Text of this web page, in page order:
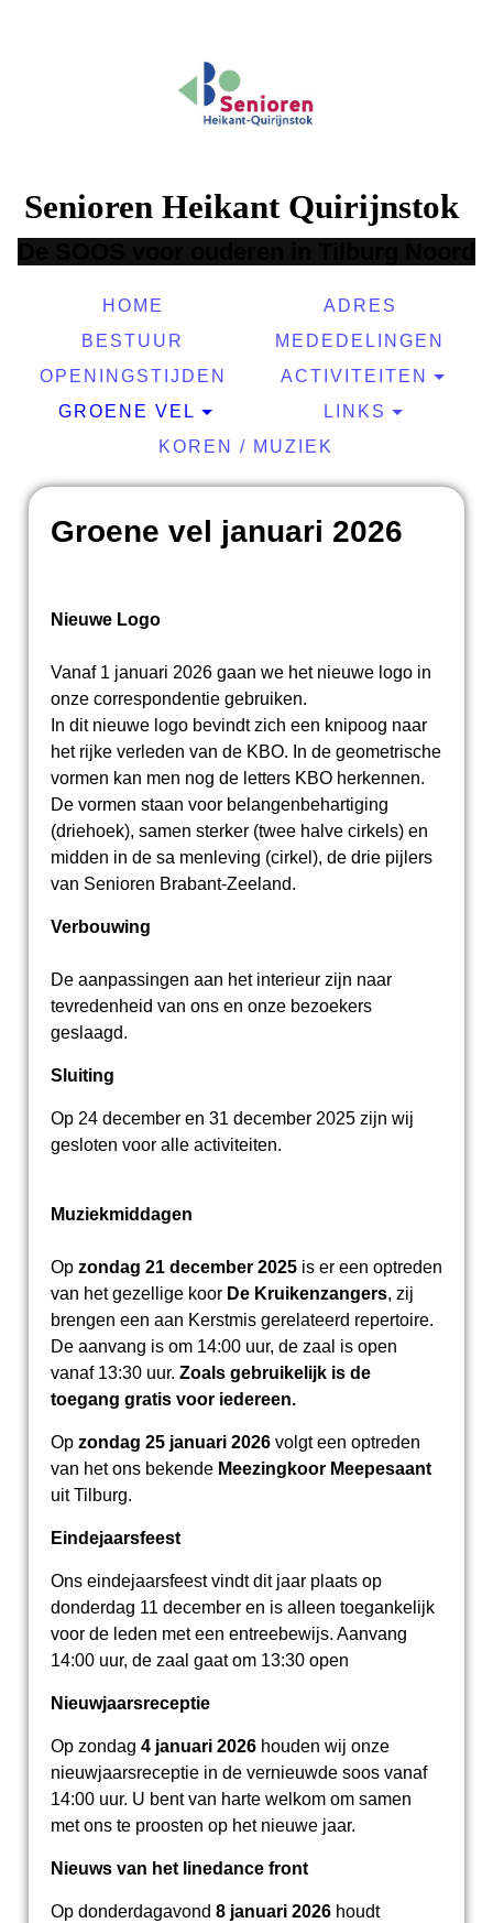
Senioren Heikant Quirijnstok
HOME
ADRES
BESTUUR
MEDEDELINGEN
OPENINGSTIJDEN
ACTIVITEITEN
GROENE VEL
LINKS
KOREN / MUZIEK
Groene vel januari 2026
Nieuwe Logo
Vanaf 1 januari 2026 gaan we het nieuwe logo in
onze correspondentie gebruiken.
In dit nieuwe logo bevindt zich een knipoog naar
het rijke verleden van de KBO. In de geometrische
vormen kan men nog de letters KBO herkennen.
De vormen staan voor belangenbehartiging
(driehoek), samen sterker (twee halve cirkels) en
midden in de sa menleving (cirkel), de drie pijlers
van Senioren Brabant-Zeeland.
Verbouwing
De aanpassingen aan het interieur zijn naar
tevredenheid van ons en onze bezoekers
geslaagd.
Sluiting
Op 24 december en 31 december 2025 zijn wij
gesloten voor alle activiteiten.
Muziekmiddagen
Op zondag 21 december 2025is er een optreden
van het gezellige koor De Kruikenzangers, zij
brengen een aan Kerstmis gerelateerd repertoire.
De aanvang is om 14:00 uur, de zaal is open
vanaf 13:30 uur. Zoals gebruikelijk is de
toegang gratis voor iedereen.
Op zondag 25 januari 2026 volgt een optreden
van het ons bekende Meezingkoor Meepesaant
uit Tilburg.
Eindejaarsfeest
Ons eindejaarsfeest vindt dit jaar plaats op
donderdag 11 december en is alleen toegankelijk
voor de leden met een entreebewijs. Aanvang
14:00 uur, de zaal gaat om 13:30 open
Nieuwjaarsreceptie
Op zondag 4 januari 2026houden wij onze
nieuwjaarsreceptie in de vernieuwde soos vanaf
14:00 uur. U bent van harte welkom om samen
met ons te proosten op het nieuwe jaar.
Nieuws van het linedance front
Op donderdagavond 8 januari 2026houdt